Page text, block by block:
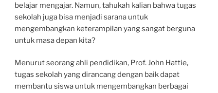
belajar mengajar. Namun, tahukah kalian bahwa tugas
sekolah juga bisa menjadi sarana untuk
mengembangkan keterampilan yang sangat berguna
untuk masa depan kita?
Menurut seorang ahli pendidikan, Prof. John Hattie,
tugas sekolah yang dirancang dengan baik dapat
membantu siswa untuk mengembangkan berbagai